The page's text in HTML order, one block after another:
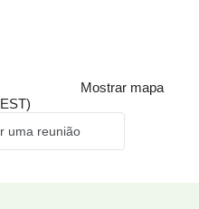
Mostrar mapa
uma reunião